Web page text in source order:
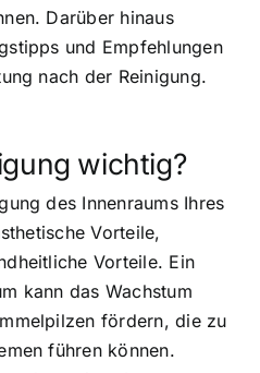
Darüber hinaus
und Empfehlungen
nach der Reinigung.
wichtig?
des Innenraums Ihres
Vorteile,
Vorteile. Ein
kann das Wachstum
fördern, die zu
führen können.